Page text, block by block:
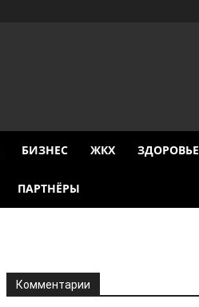
БИЗНЕС ЖКХ ЗДОРОВЬЕ
ПАРТНЁРЫ
Комментарии